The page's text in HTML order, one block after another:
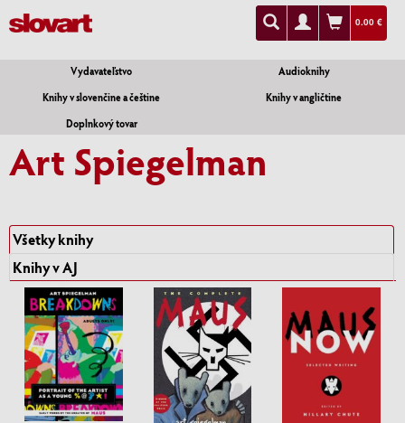
0.00 €
Vydavateľstvo
Audioknihy
Knihy v slovenčine a češtine
Knihy v angličtine
Doplnkový tovar
Art Spiegelman
Všetky knihy
Knihy v AJ